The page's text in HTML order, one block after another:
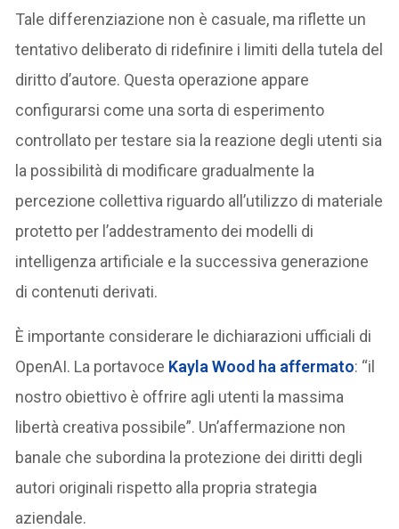
Tale differenziazione non è casuale, ma riflette un
tentativo deliberato di ridefinire i limiti della tutela del
diritto d’autore. Questa operazione appare
configurarsi come una sorta di esperimento
controllato per testare sia la reazione degli utenti sia
la possibilità di modificare gradualmente la
percezione collettiva riguardo all’utilizzo di materiale
protetto per l’addestramento dei modelli di
intelligenza artificiale e la successiva generazione
di contenuti derivati.
È importante considerare le dichiarazioni ufficiali di
OpenAI. La portavoce Kayla Wood ha affermato: “il
nostro obiettivo è offrire agli utenti la massima
libertà creativa possibile”. Un’affermazione non
banale che subordina la protezione dei diritti degli
autori originali rispetto alla propria strategia
aziendale.